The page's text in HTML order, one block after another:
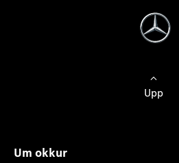
Upp
Um okkur